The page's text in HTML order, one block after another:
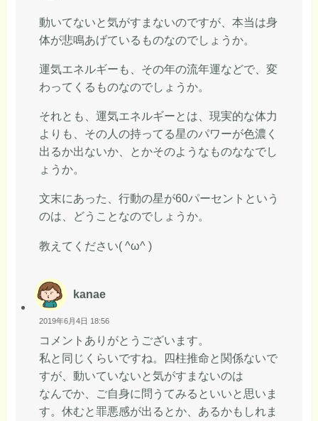
動いてないと気がすまないのですが、本当は身
体が悲鳴あげているものなのでしょうか。
運気エネルギーも、その年の流年運などで、変
わってくるものなのでしょうか。
それとも、運気エネルギーとは、現実的な体力
よりも、その人の持ってる星のパワーが色濃く
出るか出ないか、とかそのようなものななでし
ょうか。
文末にあった、行動の星が60パーセントという
のは、どうことなのでしょうか。
教えてください( ^ω^ )
kanae
2019年6月4日 18:56
コメントありがとうございます。
私と同じくらいですね。四柱推命と関係ないで
すが、動いていないと気がすまないのは
なんでか、ご自身に問うてみるといいと思いま
す。休むと罪悪感が出るとか、あるかもしれま